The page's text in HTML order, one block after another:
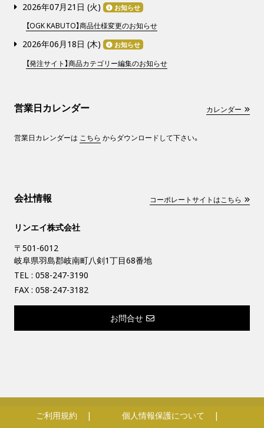
2026年07月21日 (火) お知らせ
【OGK KABUTO】商品仕様変更のお知らせ
2026年06月18日 (木) お知らせ
【発注サイト】商品カテゴリー編集のお知らせ
営業日カレンダー カレンダー
営業日カレンダーは こちら からダウンロードして下さい。
会社情報 コーポレートサイトはこちら
リンエイ株式会社
〒501-6012
岐阜県羽島郡岐南町八剣1丁目68番地
TEL : 058-247-3190
FAX : 058-247-3182
お問合せ
ご利用規約 個人情報保護について